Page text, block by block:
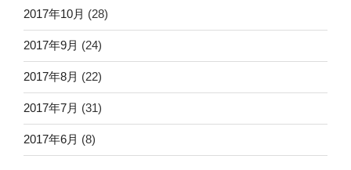
2017年10月 (28)
2017年9月 (24)
2017年8月 (22)
2017年7月 (31)
2017年6月 (8)